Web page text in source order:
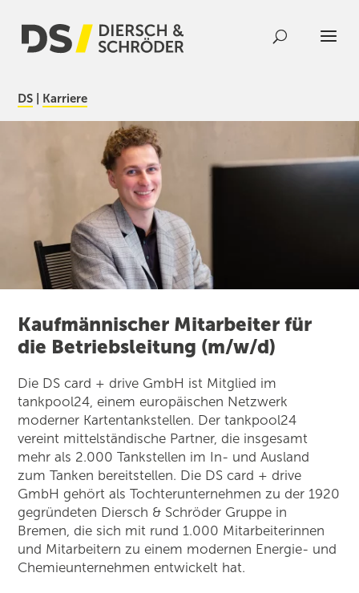
DS Karriere
Kaufmännischer Mitarbeiter für
die Betriebsleitung (m/w/d)
Die DS card + drive GmbH ist Mitglied im
tankpool24, einem europäischen Netzwerk
moderner Kartentankstellen. Der tankpool24
vereint mittelständische Partner, die insgesamt
mehr als 2.000 Tankstellen im In- und Ausland
zum Tanken bereitstellen. Die DS card + drive
GmbH gehört als Tochterunternehmen zu der 1920
gegründeten Diersch & Schröder Gruppe in
Bremen, die sich mit rund 1.000 Mitarbeiterinnen
und Mitarbeitern zu einem modernen Energie- und
Chemieunternehmen entwickelt hat.